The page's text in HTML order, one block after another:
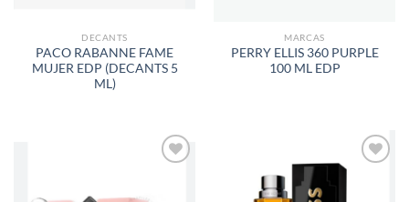
DECANTS
PACO RABANNE FAME
MUJER EDP (DECANTS 5
ML)
MARCAS
PERRY ELLIS 360 PURPLE
100 ML EDP